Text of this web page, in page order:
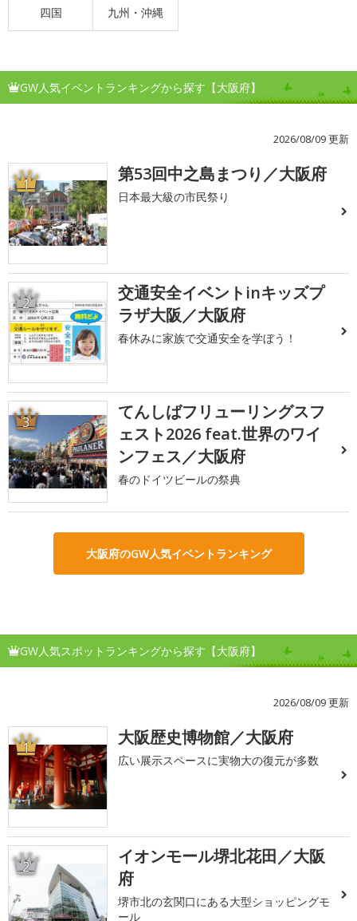
四国 九州・沖縄
GW人気イベントランキングから探す【大阪府】
2026/08/09 更新
1 第53回中之島まつり／大阪府
日本最大級の市民祭り
2
交通安全イベントinキッズプ
ラザ大阪／大阪府
春休みに家族で交通安全を学ぼう！
3
てんしばフリューリングスフ
ェスト2026 feat.世界のワイ
ンフェス／大阪府
春のドイツビールの祭典
大阪府のGW人気イベントランキング
GW人気スポットランキングから探す【大阪府】
2026/08/09 更新
1 大阪歴史博物館／大阪府
広い展示スペースに実物大の復元が多数
2
イオンモール堺北花田／大阪
府
堺市北の玄関口にある大型ショッピングモ
ール